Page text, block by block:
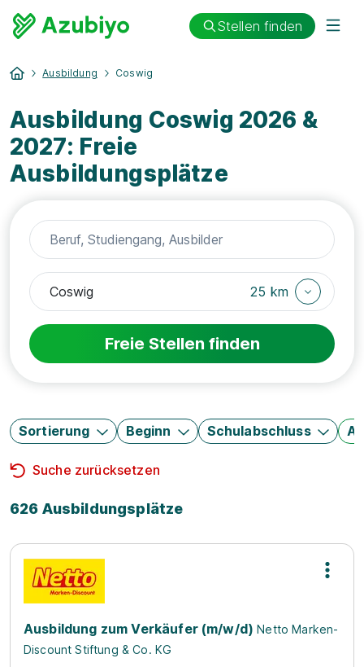
Stellen finden
Ausbildung Coswig
Ausbildung Coswig 2026 &
2027: Freie
Ausbildungsplätze
25 km
Freie Stellen finden
Sortierung Beginn Schulabschluss
Suche zurücksetzen
626 Ausbildungsplätze
Ausbildung zum Verkäufer (m/w/d) Netto Marken-
Discount Stiftung & Co. KG